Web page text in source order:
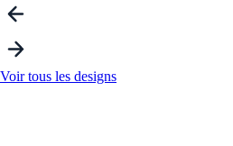
Voir tous les designs